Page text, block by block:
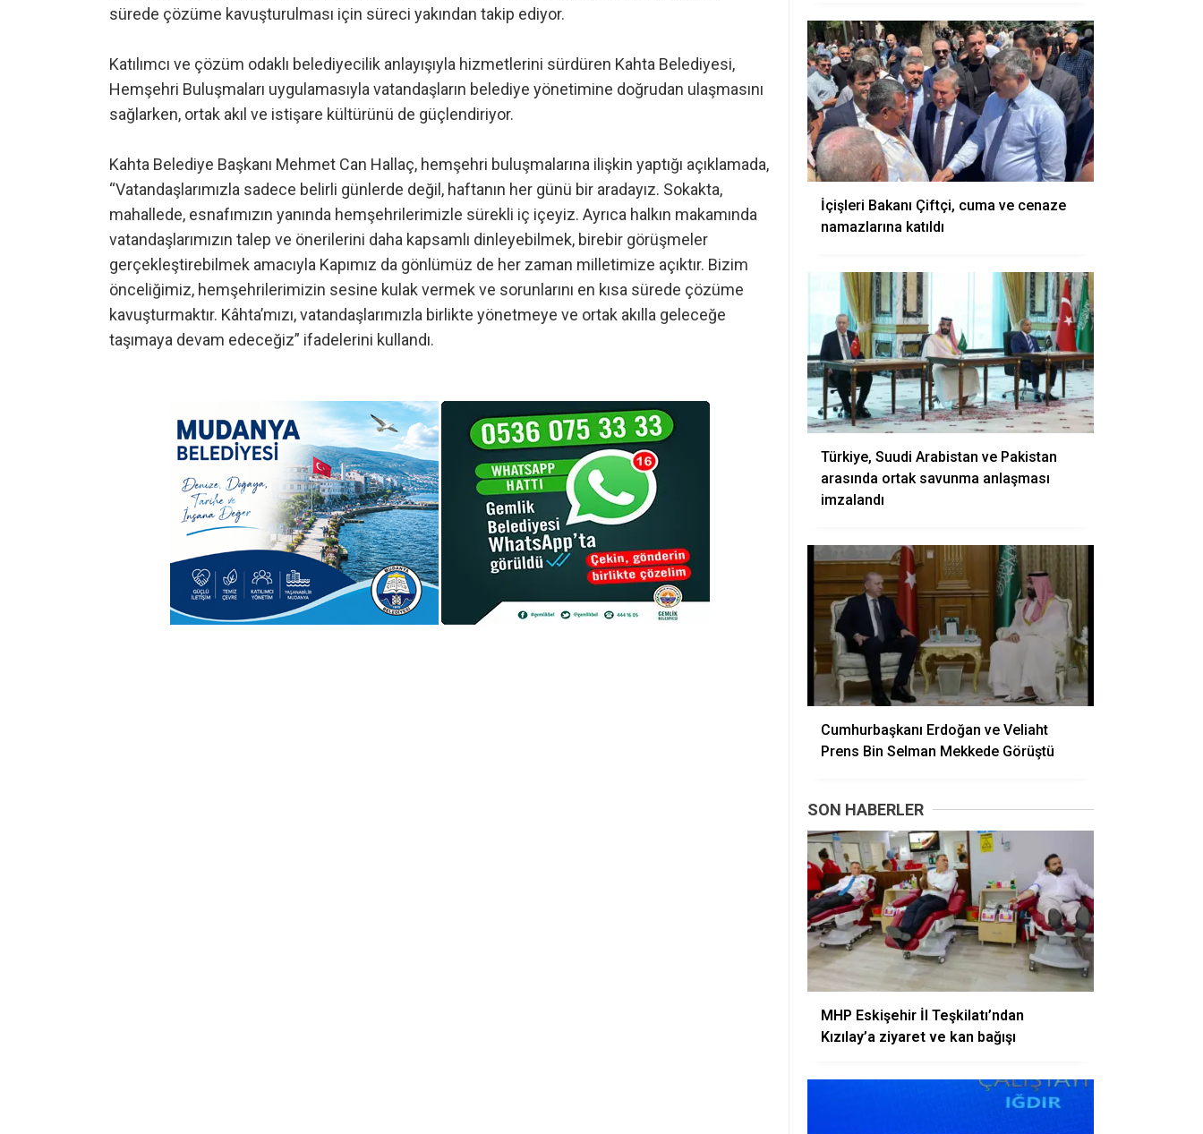
sürede çözüme kavuşturulması için süreci yakından takip ediyor.
Katılımcı ve çözüm odaklı belediyecilik anlayışıyla hizmetlerini sürdüren Kahta Belediyesi,
Hemşehri Buluşmaları uygulamasıyla vatandaşların belediye yönetimine doğrudan ulaşmasını
sağlarken, ortak akıl ve istişare kültürünü de güçlendiriyor.
Kahta Belediye Başkanı Mehmet Can Hallaç, hemşehri buluşmalarına ilişkin yaptığı açıklamada,
“Vatandaşlarımızla sadece belirli günlerde değil, haftanın her günü bir aradayız. Sokakta,
mahallede, esnafımızın yanında hemşehrilerimizle sürekli iç içeyiz. Ayrıca halkın makamında
vatandaşlarımızın talep ve önerilerini daha kapsamlı dinleyebilmek, birebir görüşmeler
gerçekleştirebilmek amacıyla Kapımız da gönlümüz de her zaman milletimize açıktır. Bizim
önceliğimiz, hemşehrilerimizin sesine kulak vermek ve sorunlarını en kısa sürede çözüme
kavuşturmaktır. Kâhta’mızı, vatandaşlarımızla birlikte yönetmeye ve ortak akılla geleceğe
taşımaya devam edeceğiz” ifadelerini kullandı.
İçişleri Bakanı Çiftçi, cuma ve cenaze
namazlarına katıldı
Türkiye, Suudi Arabistan ve Pakistan
arasında ortak savunma anlaşması
imzalandı
Cumhurbaşkanı Erdoğan ve Veliaht
Prens Bin Selman Mekkede Görüştü
SON HABERLER
MHP Eskişehir İl Teşkilatı’ndan
Kızılay’a ziyaret ve kan bağışı